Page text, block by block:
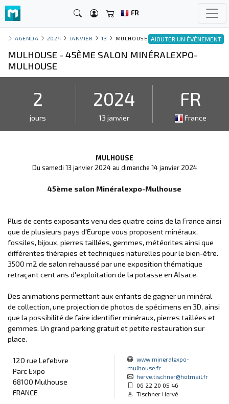
FR
AJOUTER UN ÉVÈNEMENT
AGENDA 2024 JANVIER 13 MULHOUSE
MULHOUSE - 45ÈME SALON MINÉRALEXPO-
MULHOUSE
2
jours
2024
13 janvier
FR
France
MULHOUSE
Du samedi 13 janvier 2024 au dimanche 14 janvier 2024
45ème salon Minéralexpo-Mulhouse
Plus de cents exposants venu des quatre coins de la France ainsi
que de plusieurs pays d'Europe vous proposent minéraux,
fossiles, bijoux, pierres taillées, gemmes, météorites ainsi que
différentes thérapies et techniques naturelles pour le bien-être.
3500 m2 de salon rehaussé par une exposition thématique
retraçant cent ans d'exploitation de la potasse en Alsace.
Des animations permettant aux enfants de gagner un minéral
de collection, une projection de photos de spécimens en 3D, ainsi
que la possibilité de faire identifier minéraux, pierres taillées et
gemmes. Un grand parking gratuit et petite restauration sur
place.
120 rue Lefebvre
Parc Expo
68100 Mulhouse
FRANCE
www.mineralexpo-
mulhouse.fr
herve.tischner@hotmail.fr
06 22 20 05 46
Tischner Hervé